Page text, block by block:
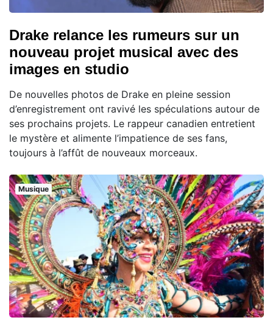
Drake relance les rumeurs sur un
nouveau projet musical avec des
images en studio
De nouvelles photos de Drake en pleine session
d’enregistrement ont ravivé les spéculations autour de
ses prochains projets. Le rappeur canadien entretient
le mystère et alimente l’impatience de ses fans,
toujours à l’affût de nouveaux morceaux.
Musique